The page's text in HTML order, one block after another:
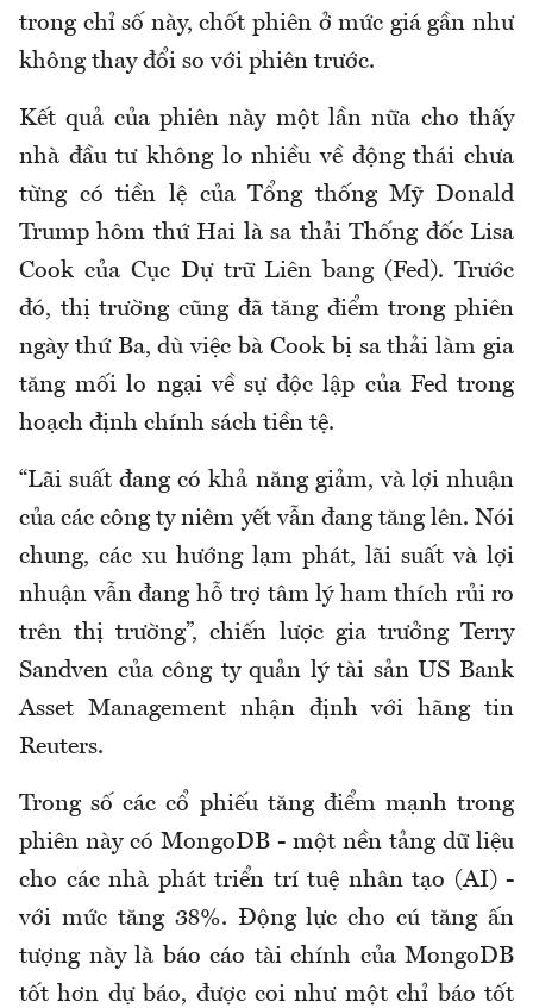
trong chỉ số này, chốt phiên ở mức giá gần như
không thay đổi so với phiên trước.
Kết quả của phiên này một lần nữa cho thấy
nhà đầu tư không lo nhiều về động thái chưa
từng có tiền lệ của Tổng thống Mỹ Donald
Trump hôm thứ Hai là sa thải Thống đốc Lisa
Cook của Cục Dự trữ Liên bang (Fed). Trước
đó, thị trường cũng đã tăng điểm trong phiên
ngày thứ Ba, dù việc bà Cook bị sa thải làm gia
tăng mối lo ngại về sự độc lập của Fed trong
hoạch định chính sách tiền tệ.
“Lãi suất đang có khả năng giảm, và lợi nhuận
của các công ty niêm yết vẫn đang tăng lên. Nói
chung, các xu hướng lạm phát, lãi suất và lợi
nhuận vẫn đang hỗ trợ tâm lý ham thích rủi ro
trên thị trường”, chiến lược gia trưởng Terry
Sandven của công ty quản lý tài sản US Bank
Asset Management nhận định với hãng tin
Reuters.
Trong số các cổ phiếu tăng điểm mạnh trong
phiên này có MongoDB - một nền tảng dữ liệu
cho các nhà phát triển trí tuệ nhân tạo (AI) -
với mức tăng 38%. Động lực cho cú tăng ấn
tượng này là báo cáo tài chính của MongoDB
tốt hơn dự báo, được coi như một chỉ báo tốt